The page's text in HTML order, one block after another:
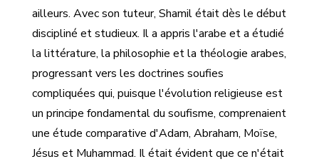
ailleurs. Avec son tuteur, Shamil était dès le début
discipliné et studieux. Il a appris l'arabe et a étudié
la littérature, la philosophie et la théologie arabes,
progressant vers les doctrines soufies
compliquées qui, puisque l'évolution religieuse est
un principe fondamental du soufisme, comprenaient
une étude comparative d'Adam, Abraham, Moïse,
Jésus et Muhammad. Il était évident que ce n'était